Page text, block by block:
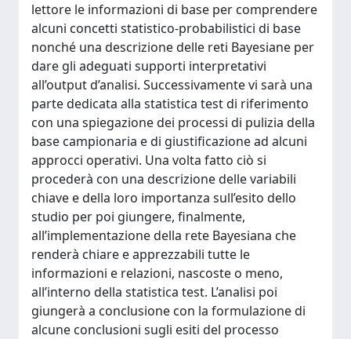
lettore le informazioni di base per comprendere
alcuni concetti statistico-probabilistici di base
nonché una descrizione delle reti Bayesiane per
dare gli adeguati supporti interpretativi
all’output d’analisi. Successivamente vi sarà una
parte dedicata alla statistica test di riferimento
con una spiegazione dei processi di pulizia della
base campionaria e di giustificazione ad alcuni
approcci operativi. Una volta fatto ciò si
procederà con una descrizione delle variabili
chiave e della loro importanza sull’esito dello
studio per poi giungere, finalmente,
all’implementazione della rete Bayesiana che
renderà chiare e apprezzabili tutte le
informazioni e relazioni, nascoste o meno,
all’interno della statistica test. L’analisi poi
giungerà a conclusione con la formulazione di
alcune conclusioni sugli esiti del processo